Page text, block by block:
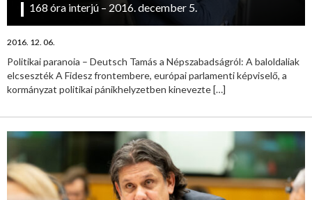
168 óra interjú – 2016. december 5.
2016. 12. 06.
Politikai paranoia – Deutsch Tamás a Népszabadságról: A baloldaliak
elcseszték A Fidesz frontembere, európai parlamenti képviselő, a
kormányzat politikai pánikhelyzetben kinevezte[…]